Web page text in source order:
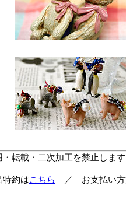
転載・二次加工を禁止しま
約はこちら
／ お支払い方